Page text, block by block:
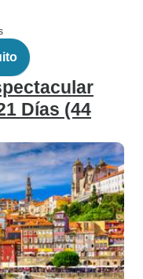
Días (44